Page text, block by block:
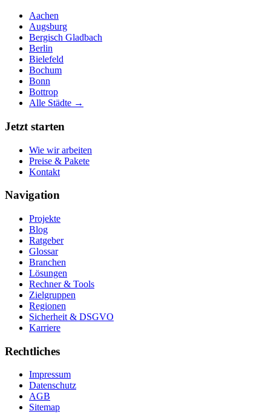
Aachen
Augsburg
Bergisch Gladbach
Berlin
Bielefeld
Bochum
Bonn
Bottrop
Alle Städte →
Jetzt starten
Wie wir arbeiten
Preise & Pakete
Kontakt
Navigation
Projekte
Blog
Ratgeber
Glossar
Branchen
Lösungen
Rechner & Tools
Zielgruppen
Regionen
Sicherheit & DSGVO
Karriere
Rechtliches
Impressum
Datenschutz
AGB
Sitemap